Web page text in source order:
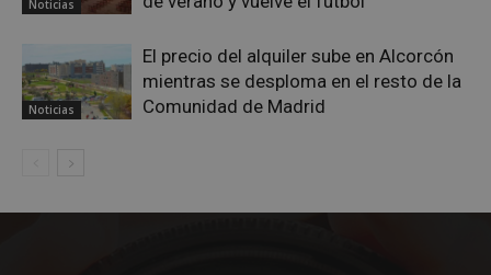
Noticias
Noticias
El precio del alquiler sube en Alcorcón
mientras se desploma en el resto de la
Comunidad de Madrid